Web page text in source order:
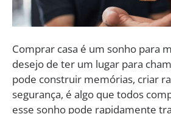
Comprar casa é um sonho para
desejo de ter um lugar para
pode construir memórias, criar
segurança, é algo que todos
esse sonho pode rapidamente